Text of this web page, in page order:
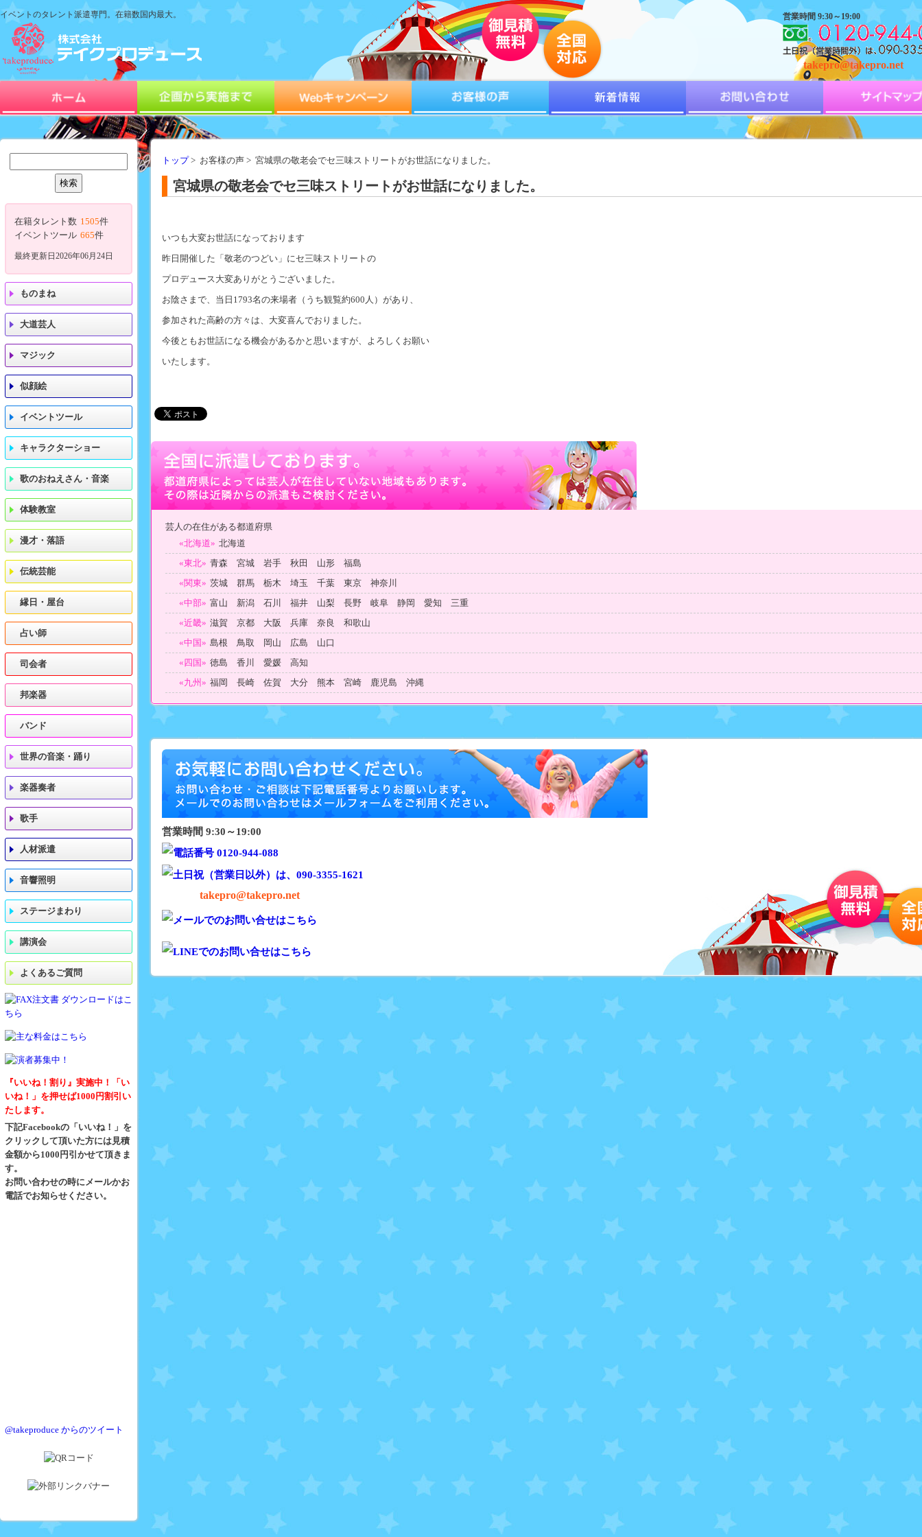
イベントのタレント派遣専門。在籍数国内最大。 営業時間 9:30～19:00
takepro@takepro.net
トップ> お客様の声 > 宮城県の敬老会でセ三味ストリートがお世話になりました。
宮城県の敬老会でセ三味ストリートがお世話になりました。
いつも大変お世話になっております
昨日開催した「敬老のつどい」にセ三味ストリートの
プロデュース大変ありがとうございました。
お陰さまで、当日1793名の来場者（うち観覧約600人）があり、
参加された高齢の方々は、大変喜んでおりました。
今後ともお世話になる機会があるかと思いますが、よろしくお願い
いたします。
芸人の在住がある都道府県
«北海道» 北海道
«東北» 青森 宮城 岩手 秋田 山形 福島
«関東» 茨城 群馬 栃木 埼玉 千葉 東京 神奈川
«中部» 富山 新潟 石川 福井 山梨 長野 岐阜 静岡 愛知 三重
«近畿» 滋賀 京都 大阪 兵庫 奈良 和歌山
«中国» 島根 鳥取 岡山 広島 山口
«四国» 徳島 香川 愛媛 高知
«九州» 福岡 長崎 佐賀 大分 熊本 宮崎 鹿児島 沖縄
営業時間 9:30～19:00
takepro@takepro.net
在籍タレント数 1505件
イベントツール 665件
最終更新日2026年06月24日
ものまね
大道芸人
マジック
似顔絵
イベントツール
キャラクターショー
歌のおねえさん・音楽
体験教室
漫才・落語
伝統芸能
縁日・屋台
占い師
司会者
邦楽器
バンド
世界の音楽・踊り
楽器奏者
歌手
人材派遣
音響照明
ステージまわり
講演会
よくあるご質問
『いいね！割り』実施中！「い
いね！」を押せば1000円割引い
たします。
下記Facebookの「いいね！」を
クリックして頂いた方には見積
金額から1000円引かせて頂きま
す。
お問い合わせの時にメールかお
電話でお知らせください。
@takeproduce からのツイート